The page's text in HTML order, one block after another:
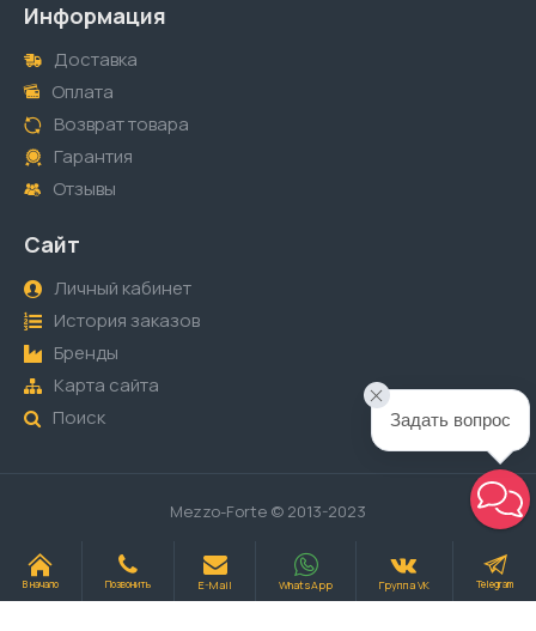
Информация
Доставка
Оплата
Возврат товара
Гарантия
Отзывы
Сайт
Личный кабинет
История заказов
Бренды
Карта сайта
Поиск
Mezzo-Forte © 2013-2023
В начало Позвонить E-Mail WhatsApp Группа VK Telegram
Задать вопрос